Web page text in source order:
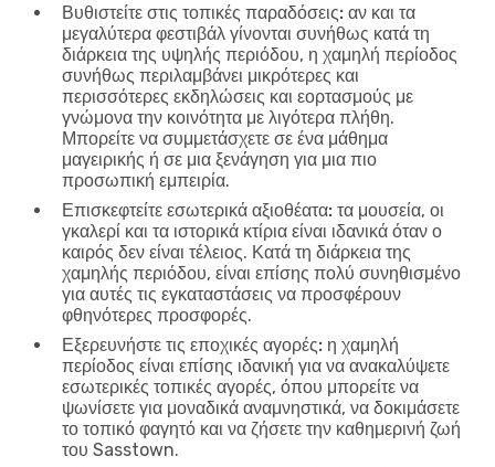
Βυθιστείτε στις τοπικές παραδόσεις: αν και τα
μεγαλύτερα φεστιβάλ γίνονται συνήθως κατά τη
διάρκεια της υψηλής περιόδου, η χαμηλή περίοδος
συνήθως περιλαμβάνει μικρότερες και
περισσότερες εκδηλώσεις και εορτασμούς με
γνώμονα την κοινότητα με λιγότερα πλήθη.
Μπορείτε να συμμετάσχετε σε ένα μάθημα
μαγειρικής ή σε μια ξενάγηση για μια πιο
προσωπική εμπειρία.
Επισκεφτείτε εσωτερικά αξιοθέατα: τα μουσεία, οι
γκαλερί και τα ιστορικά κτίρια είναι ιδανικά όταν ο
καιρός δεν είναι τέλειος. Κατά τη διάρκεια της
χαμηλής περιόδου, είναι επίσης πολύ συνηθισμένο
για αυτές τις εγκαταστάσεις να προσφέρουν
φθηνότερες προσφορές.
Εξερευνήστε τις εποχικές αγορές: η χαμηλή
περίοδος είναι επίσης ιδανική για να ανακαλύψετε
εσωτερικές τοπικές αγορές, όπου μπορείτε να
ψωνίσετε για μοναδικά αναμνηστικά, να δοκιμάσετε
το τοπικό φαγητό και να ζήσετε την καθημερινή ζωή
του Sasstown.